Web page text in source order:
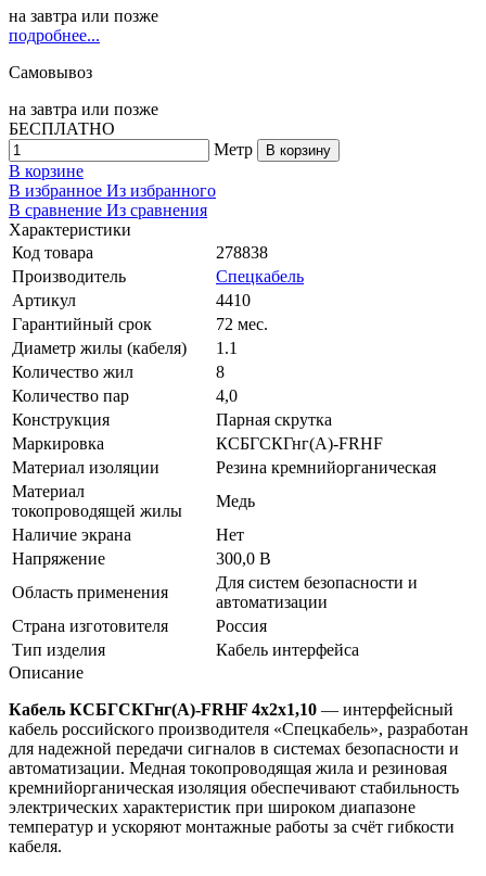
на завтра или позже
подробнее...
Самовывоз
на завтра или позже
БЕСПЛАТНО
Метр
В корзину
В корзине
В избранное Из избранного
В сравнение Из сравнения
Характеристики
Код товара
278838
Производитель
Спецкабель
Артикул
4410
Гарантийный срок
72 мес.
Диаметр жилы (кабеля)
1.1
Количество жил
8
Количество пар
4,0
Конструкция
Парная скрутка
Маркировка
КСБГСКГнг(А)-FRHF
Материал изоляции
Резина кремнийорганическая
Материал
токопроводящей жилы
Медь
Наличие экрана
Нет
Напряжение
300,0 В
Область применения
Для систем безопасности и
автоматизации
Страна изготовителя
Россия
Тип изделия
Кабель интерфейса
Описание
Кабель КСБГСКГнг(А)-FRHF 4х2х1,10 — интерфейсный
кабель российского производителя «Спецкабель», разработан
для надежной передачи сигналов в системах безопасности и
автоматизации. Медная токопроводящая жила и резиновая
кремнийорганическая изоляция обеспечивают стабильность
электрических характеристик при широком диапазоне
температур и ускоряют монтажные работы за счёт гибкости
кабеля.